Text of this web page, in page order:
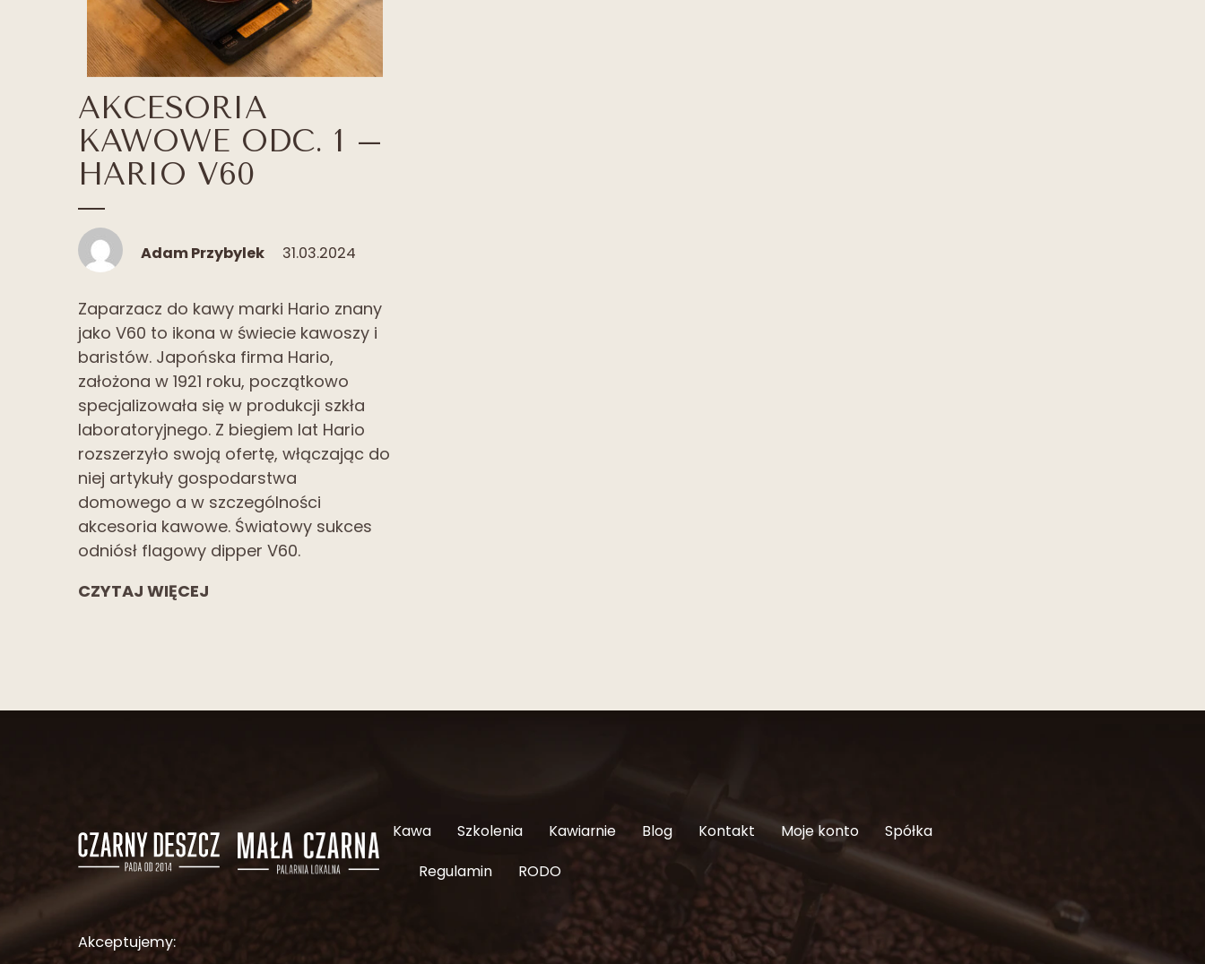
AKCESORIA
KAWOWE ODC. 1 –
HARIO V60
Adam Przybylek 31.03.2024
Zaparzacz do kawy marki Hario znany
jako V60 to ikona w świecie kawoszy i
baristów. Japońska firma Hario,
założona w 1921 roku, początkowo
specjalizowała się w produkcji szkła
laboratoryjnego. Z biegiem lat Hario
rozszerzyło swoją ofertę, włączając do
niej artykuły gospodarstwa
domowego a w szczególności
akcesoria kawowe. Światowy sukces
odniósł flagowy dipper V60.
CZYTAJ WIĘCEJ
Kawa Szkolenia Kawiarnie Blog Kontakt Moje konto
Spółka
Regulamin
RODO
Akceptujemy: